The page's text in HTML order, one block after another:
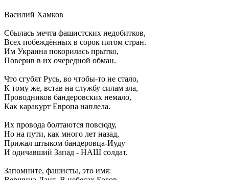
Василий Хамков
Сбылась мечта фашистских недобитков,
Всех побеждённых в сорок пятом стран.
Им Украина покорилась прытко,
Поверив в их очередной обман.
Что сгубят Русь, во чтобы-то не стало,
К тому же, встав на службу силам зла,
Проводников бандеровских немало,
Как каракурт Европа наплела.
Их провода болтаются повсюду,
Но на пути, как много лет назад,
Прижал штыком бандеровца-Иуду
И одичавший Запад - НАШ солдат.
Запомните, фашисты, это имя: